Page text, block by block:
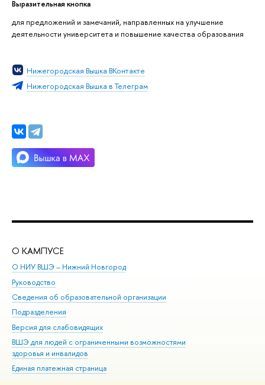
Выразительная кнопка
для предложений и замечаний, направленных на улучшение
деятельности университета и повышение качества образования
Нижегородская Вышка ВКонтакте
Нижегородская Вышка в Телеграм
О КАМПУСЕ
О НИУ ВШЭ – Нижний Новгород
Руководство
Сведения об образовательной организации
Подразделения
Версия для слабовидящих
ВШЭ для людей с ограниченными возможностями
здоровья и инвалидов
Единая платежная страница